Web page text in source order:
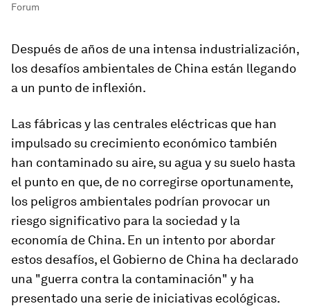
Forum
Después de años de una intensa industrialización,
los desafíos ambientales de China están llegando
a un punto de inflexión.
Las fábricas y las centrales eléctricas que han
impulsado su crecimiento económico también
han contaminado su aire, su agua y su suelo hasta
el punto en que, de no corregirse oportunamente,
los peligros ambientales podrían provocar un
riesgo significativo para la sociedad y la
economía de China. En un intento por abordar
estos desafíos, el Gobierno de China ha declarado
una "guerra contra la contaminación" y ha
presentado una serie de iniciativas ecológicas.